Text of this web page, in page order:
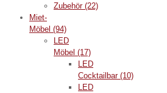
Zubehör (22)
Miet-
Möbel (94)
LED
Möbel (17)
LED
Cocktailbar (10)
LED